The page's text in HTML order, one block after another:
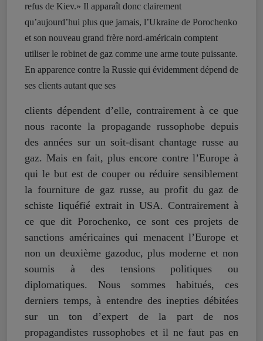
refus de Kiev.» Il apparaît donc clairement
qu’aujourd’hui plus que jamais, l’Ukraine de Porochenko
et son nouveau grand frère nord-américain comptent
utiliser le robinet de gaz comme une arme toute puissante.
En apparence contre la Russie qui évidemment dépend de
ses clients autant que ses
clients dépendent d’elle, contrairement à ce que
nous raconte la propagande russophobe depuis
des années sur un soit-disant chantage russe au
gaz. Mais en fait, plus encore contre l’Europe à
qui le but est de couper ou réduire sensiblement
la fourniture de gaz russe, au profit du gaz de
schiste liquéfié extrait in USA. Contrairement à
ce que dit Porochenko, ce sont ces projets de
sanctions américaines qui menacent l’Europe et
non un deuxième gazoduc, plus moderne et non
soumis à des tensions politiques ou
diplomatiques. Nous sommes habitués, ces
derniers temps, à entendre des inepties débitées
sur un ton d’expert de la part de nos
propagandistes russophobes et il ne faut pas en